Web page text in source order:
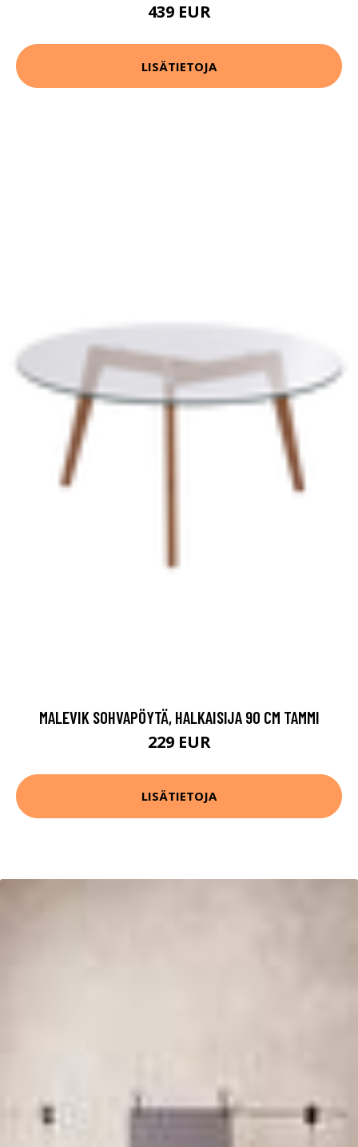
439 EUR
LISÄTIETOJA
MALEVIK SOHVAPÖYTÄ, HALKAISIJA 90 CM TAMMI
229 EUR
LISÄTIETOJA